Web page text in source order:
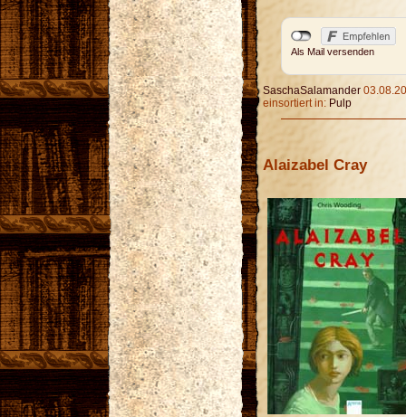
Als Mail versenden
SaschaSalamander
einsortiert in: Pulp
Alaizabel Cray